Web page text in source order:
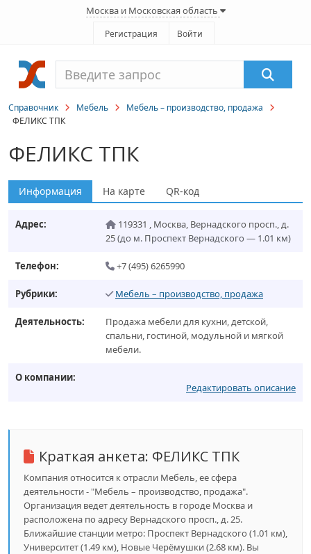
Москва и Московская область
Регистрация Войти
Справочник Мебель
Мебель – производство, продажа
ФЕЛИКС ТПК
ФЕЛИКС ТПК
Информация На карте QR-код
Адрес: 119331 , Москва, Вернадского просп., д.
25(до м. Проспект Вернадского — 1.01 км)
Телефон: +7 (495) 6265990
Рубрики: Мебель – производство, продажа
Деятельность:
Продажа мебели для кухни, детской,
спальни, гостиной, модульной и мягкой
мебели.
О компании:
Редактировать описание
Краткая анкета: ФЕЛИКС ТПК
Компания относится к отрасли Мебель, ее сфера
деятельности - "Мебель – производство, продажа".
Организация ведет деятельность в городе Москва и
расположена по адресу Вернадского просп., д. 25.
Ближайшие станции метро: Проспект Вернадского (1.01 км),
Университет (1.49 км), Новые Черёмушки (2.68 км). Вы